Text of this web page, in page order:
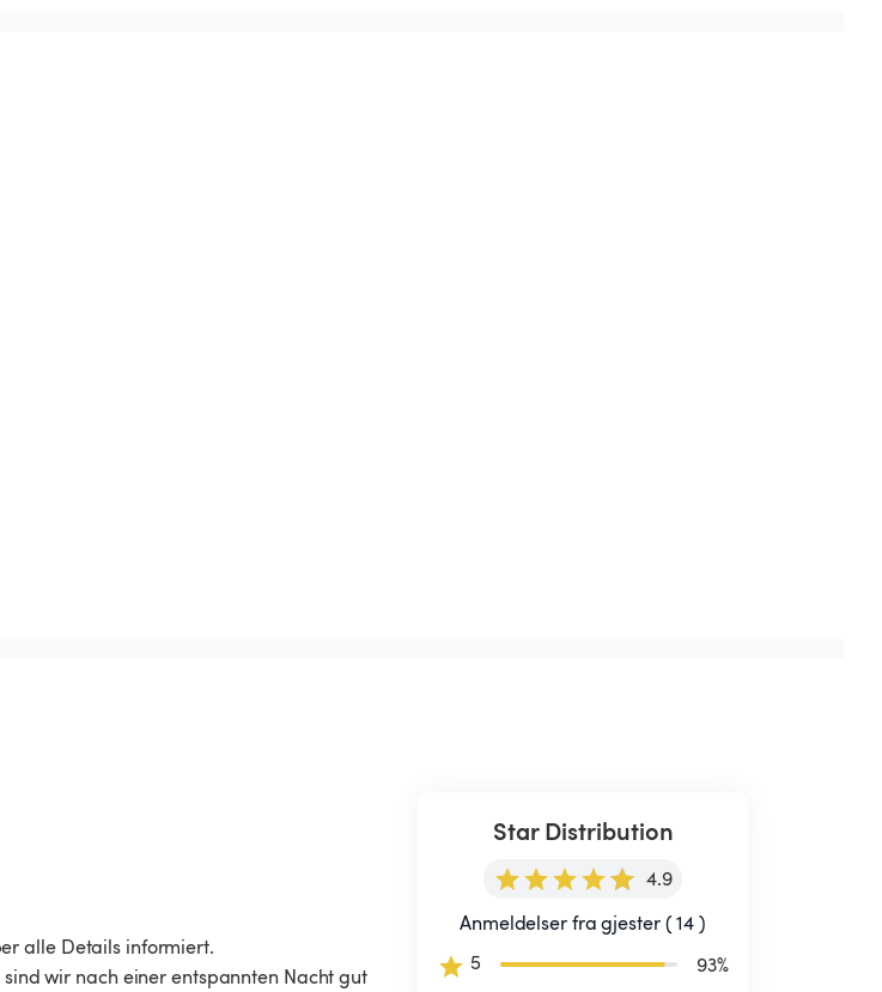
alle Details informiert.
wir nach einer entspannten Nacht gut
Star Distribution
4.9
Anmeldelser fra gjester ( 14 )
5
93%